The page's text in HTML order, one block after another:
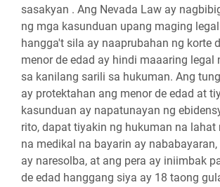
sasakyan . Ang Nevada Law ay
ng mga kasunduan upang maging
hangga't sila ay naaprubahan ng korte
menor de edad ay hindi maaaring legal
sa kanilang sarili sa hukuman. Ang
ay protektahan ang menor de edad at
kasunduan ay napatunayan ng
rito, dapat tiyakin ng hukuman na lahat
na medikal na bayarin ay
ay naresolba, at ang pera ay iniimbak
de edad hanggang siya ay 18 taong